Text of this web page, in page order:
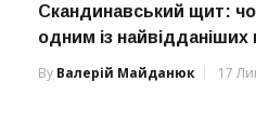
Скандинавський щит:
одним із найвідданіших
By Валерій Майданюк 17